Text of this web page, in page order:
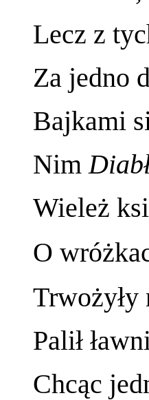
Lecz z
Za jedno
Bajkami
Nim Diab
Wieleż
O
Trwożyły
Palił
Chcąc